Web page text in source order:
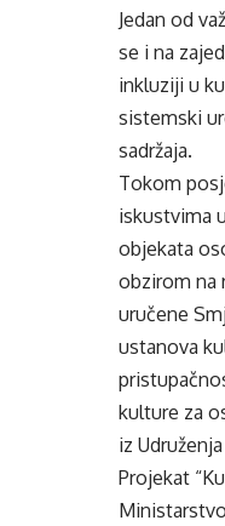
Jedan od
se i na
inkluziji u
sistemski
sadržaja.
Tokom
iskustvima
objekata
obzirom na
uručene
ustanova
kulture za
iz
Projekat